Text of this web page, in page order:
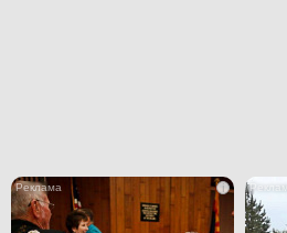
i